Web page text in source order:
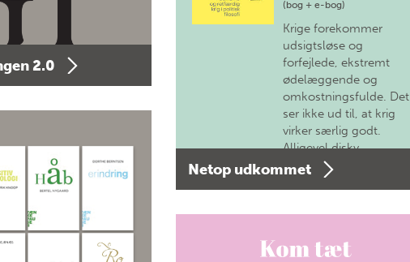
2.0
(bog + e-bog)
Krige forekommer
udsigtsløse og
forfejlede, ekstremt
ødelæggende og
omkostningsfulde. Det
ser ikke ud til, at krig
virker særlig godt.
Alligevel diskv…
Netop udkommet